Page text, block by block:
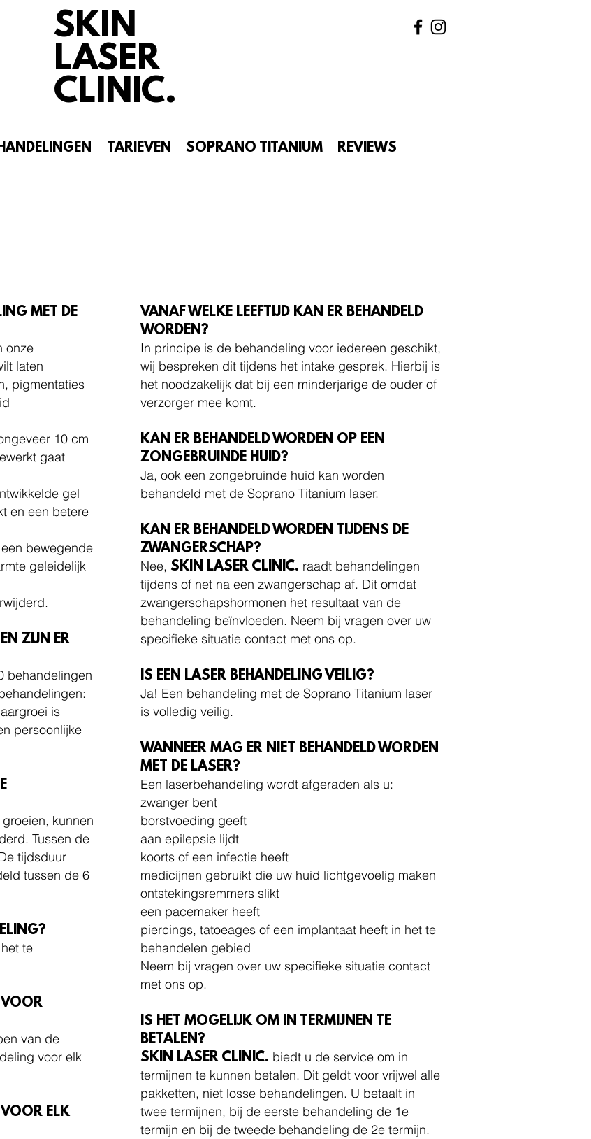
SKIN
LASER
CLINIC.
TARIEVEN SOPRANO TITANIUM REVIEWS
MET DE
onze
laten
pigmentaties
10 cm
gaat
gel
en een betere
bewegende
geleidelijk
ZIJN ER
behandelingen
is
persoonlijke
kunnen
Tussen de
tijdsduur
tussen de 6
te
VOOR
van de
voor elk
ELK
VANAF WELKE LEEFTIJD KAN ER BEHANDELD
WORDEN?
In principe is de behandeling voor iedereen geschikt,
wij bespreken dit tijdens het intake gesprek. Hierbij is
het noodzakelijk dat bij een minderjarige de ouder of
verzorger mee komt.
KAN ER BEHANDELD WORDEN OP EEN
ZONGEBRUINDE HUID?
Ja, ook een zongebruinde huid kan worden
behandeld met de Soprano Titanium laser.
KAN ER BEHANDELD WORDEN TIJDENS DE
ZWANGERSCHAP?
Nee, SKIN LASER CLINIC. raadt behandelingen
tijdens of net na een zwangerschap af. Dit omdat
zwangerschapshormonen het resultaat van de
behandeling beïnvloeden. Neem bij vragen over uw
specifieke situatie contact met ons op.
IS EEN LASER BEHANDELING VEILIG?
Ja! Een behandeling met de Soprano Titanium laser
is volledig veilig.
WANNEER MAG ER NIET BEHANDELD WORDEN
MET DE LASER?
Een laserbehandeling wordt afgeraden als u:
zwanger bent
borstvoeding geeft
aan epilepsie lijdt
koorts of een infectie heeft
medicijnen gebruikt die uw huid lichtgevoelig maken
ontstekingsremmers slikt
een pacemaker heeft
piercings, tatoeages of een implantaat heeft in het te
behandelen gebied
Neem bij vragen over uw specifieke situatie contact
met ons op.
IS HET MOGELIJK OM IN TERMIJNEN TE
BETALEN?
SKIN LASER CLINIC. biedt u de service om in
termijnen te kunnen betalen. Dit geldt voor vrijwel alle
pakketten, niet losse behandelingen. U betaalt in
twee termijnen, bij de eerste behandeling de 1e
termijn en bij de tweede behandeling de 2e termijn.